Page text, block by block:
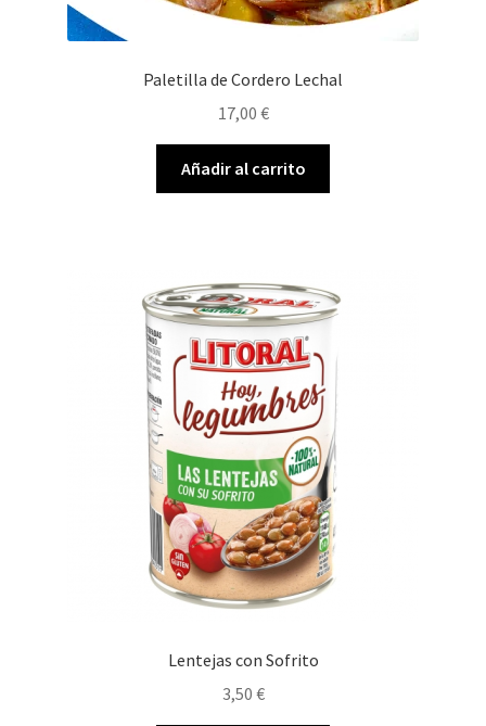
Paletilla de Cordero Lechal
17,00 €
Añadir al carrito
Lentejas con Sofrito
3,50 €